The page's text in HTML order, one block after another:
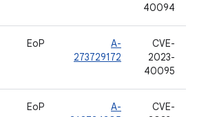
40094
CVE-
2023-
40095
A-
273729172
EoP
CVE-
A-
EoP